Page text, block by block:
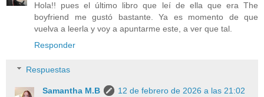
Hola!! pues el último libro que leí de ella que era The
boyfriend me gustó bastante. Ya es momento de que
vuelva a leerla y voy a apuntarme este, a ver que tal.
Responder
Respuestas
Samantha M.B
12 de febrero de 2026 a las 21:02